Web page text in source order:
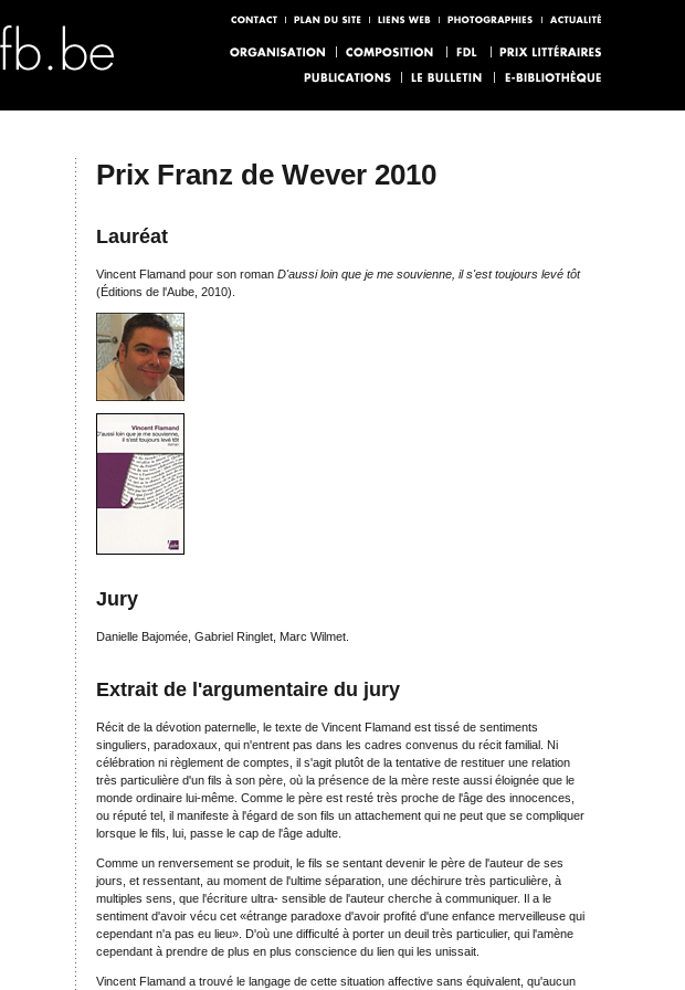
Prix Franz de Wever 2010
Lauréat
Vincent Flamand pour son roman D'aussi loin que je me souvienne, il s'est toujours levé tôt
(Éditions de l'Aube, 2010).
Jury
Danielle Bajomée, Gabriel Ringlet, Marc Wilmet.
Extrait de l'argumentaire du jury
Récit de la dévotion paternelle, le texte de Vincent Flamand est tissé de sentiments
singuliers, paradoxaux, qui n'entrent pas dans les cadres convenus du récit familial. Ni
célébration ni règlement de comptes, il s'agit plutôt de la tentative de restituer une relation
très particulière d'un fils à son père, où la présence de la mère reste aussi éloignée que le
monde ordinaire lui-même. Comme le père est resté très proche de l'âge des innocences,
ou réputé tel, il manifeste à l'égard de son fils un attachement qui ne peut que se compliquer
lorsque le fils, lui, passe le cap de l'âge adulte.
Comme un renversement se produit, le fils se sentant devenir le père de l'auteur de ses
jours, et ressentant, au moment de l'ultime séparation, une déchirure très particulière, à
multiples sens, que l'écriture ultra- sensible de l'auteur cherche à communiquer. Il a le
sentiment d'avoir vécu cet «étrange paradoxe d'avoir profité d'une enfance merveilleuse qui
cependant n'a pas eu lieu». D'où une difficulté à porter un deuil très particulier, qui l'amène
cependant à prendre de plus en plus conscience du lien qui les unissait.
Vincent Flamand a trouvé le langage de cette situation affective sans équivalent, qu'aucun